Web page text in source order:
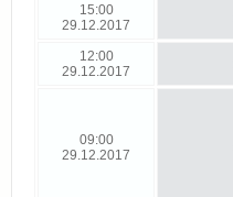
15:00
29.12.2017
12:00
29.12.2017
09:00
29.12.2017